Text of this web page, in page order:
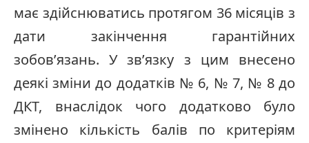
має здійснюватись протягом 36 місяців з
дати закінчення гарантійних
зобов’язань. У зв’язку з цим внесено
деякі зміни до додатків № 6, № 7, № 8 до
ДКТ, внаслідок чого додатково було
змінено кількість балів по критеріям